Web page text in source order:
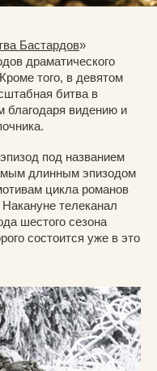
Бастардов»
драматического
того, в девятом
битва в
благодаря видению и
под названием
длинным эпизодом
цикла романов
телеканал
шестого сезона
состоится уже в это